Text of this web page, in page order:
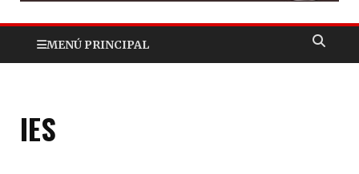
MENÚ PRINCIPAL
IES